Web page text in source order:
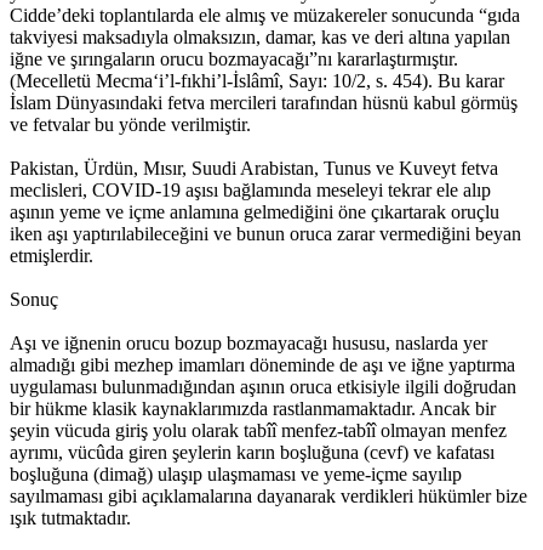
Cidde’deki toplantılarda ele almış ve müzakereler sonucunda “gıda
takviyesi maksadıyla olmaksızın, damar, kas ve deri altına yapılan
iğne ve şırıngaların orucu bozmayacağı”nı kararlaştırmıştır.
(Mecelletü Mecma‘i’l-fıkhi’l-İslâmî, Sayı: 10/2, s. 454). Bu karar
İslam Dünyasındaki fetva mercileri tarafından hüsnü kabul görmüş
ve fetvalar bu yönde verilmiştir.
Pakistan, Ürdün, Mısır, Suudi Arabistan, Tunus ve Kuveyt fetva
meclisleri, COVID-19 aşısı bağlamında meseleyi tekrar ele alıp
aşının yeme ve içme anlamına gelmediğini öne çıkartarak oruçlu
iken aşı yaptırılabileceğini ve bunun oruca zarar vermediğini beyan
etmişlerdir.
Sonuç
Aşı ve iğnenin orucu bozup bozmayacağı hususu, naslarda yer
almadığı gibi mezhep imamları döneminde de aşı ve iğne yaptırma
uygulaması bulunmadığından aşının oruca etkisiyle ilgili doğrudan
bir hükme klasik kaynaklarımızda rastlanmamaktadır. Ancak bir
şeyin vücuda giriş yolu olarak tabîî menfez-tabîî olmayan menfez
ayrımı, vücûda giren şeylerin karın boşluğuna (cevf) ve kafatası
boşluğuna (dimağ) ulaşıp ulaşmaması ve yeme-içme sayılıp
sayılmaması gibi açıklamalarına dayanarak verdikleri hükümler bize
ışık tutmaktadır.